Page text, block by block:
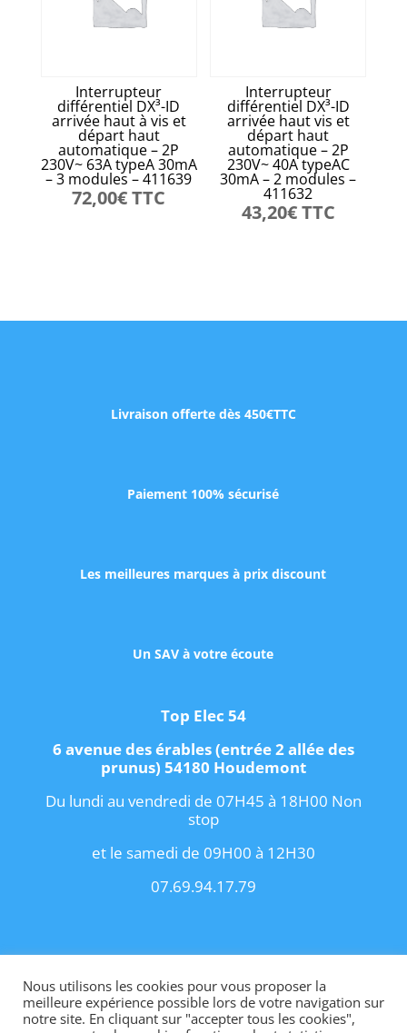
Interrupteur
différentiel DX³-ID
arrivée haut à vis et
départ haut
automatique – 2P
230V~ 63A typeA 30mA
– 3 modules – 411639
72,00€TTC
Interrupteur
différentiel DX³-ID
arrivée haut vis et
départ haut
automatique – 2P
230V~ 40A typeAC
30mA – 2 modules –
411632
43,20€TTC
Livraison offerte dès 450€TTC
Paiement 100% sécurisé
Les meilleures marques à prix discount
Un SAV à votre écoute
Top Elec 54
6 avenue des érables (entrée 2 allée des
prunus) 54180 Houdemont
Du lundi au vendredi de 07H45 à 18H00 Non
stop
et le samedi de 09H00 à 12H30
07.69.94.17.79
Copyright 2021 IConditions Générales de
VenteIContact
Nous utilisons les cookies pour vous proposer la
meilleure expérience possible lors de votre navigation sur
notre site. En cliquant sur "accepter tous les cookies",